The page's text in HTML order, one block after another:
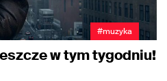
#muzyka
w tym tygodniu!